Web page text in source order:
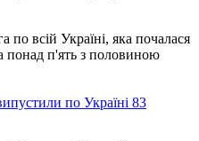
по всій Україні, яка почалася
понад п'ять з половиною
по Україні 83